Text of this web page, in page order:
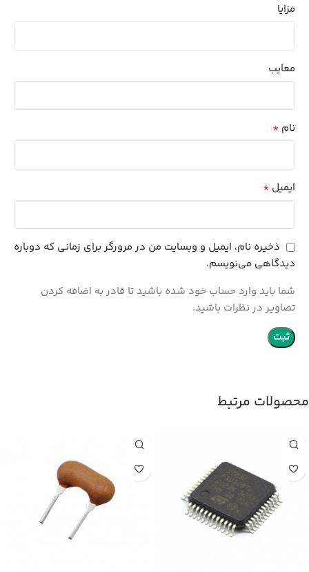
مزایا
معایب
نام *
ایمیل *
ذخیره نام، ایمیل و وبسایت من در مرورگر برای زمانی که دوباره
دیدگاهی می‌نویسم.
شما باید وارد حساب خود شده باشید تا قادر به اضافه کردن
تصاویر در نظرات باشید.
محصولات مرتبط